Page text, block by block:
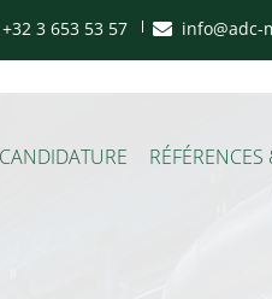
+32 3 653 53 57 info@adc-